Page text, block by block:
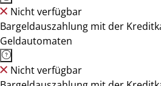
Nicht verfügbar
Bargeldauszahlung mit der
Geldautomaten
Nicht verfügbar